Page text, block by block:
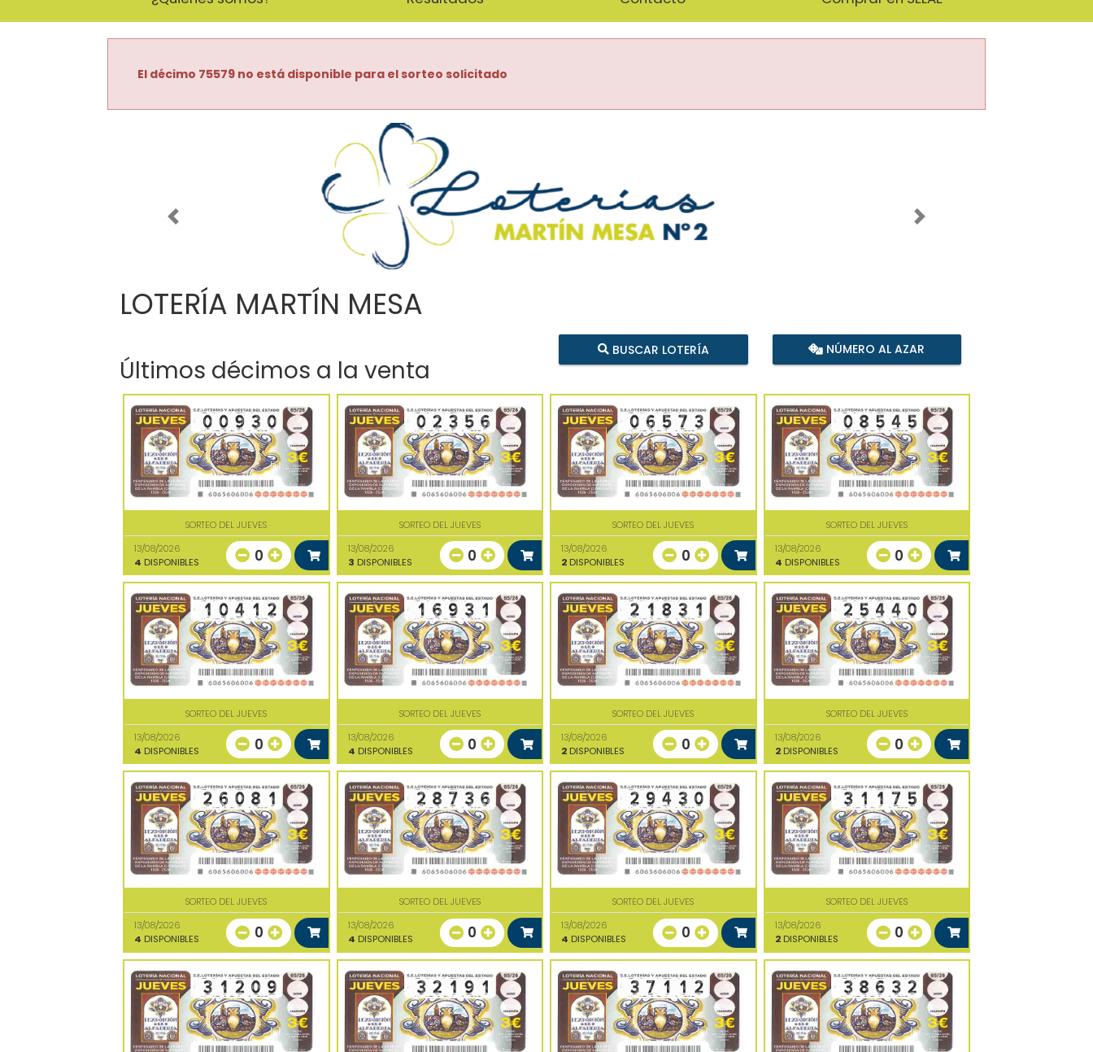
El décimo 75579 no está disponible para el sorteo solicitado
Imagen anterior Imagen siguiente
LOTERÍA MARTÍN MESA
Últimos décimos a la venta
BUSCAR LOTERÍA NÚMERO AL AZAR
SORTEO DEL JUEVES
13/08/2026
4 DISPONIBLES 0
SORTEO DEL JUEVES
13/08/2026
3 DISPONIBLES 0
SORTEO DEL JUEVES
13/08/2026
2 DISPONIBLES 0
SORTEO DEL JUEVES
13/08/2026
4 DISPONIBLES 0
SORTEO DEL JUEVES
13/08/2026
4 DISPONIBLES 0
SORTEO DEL JUEVES
13/08/2026
4 DISPONIBLES 0
SORTEO DEL JUEVES
13/08/2026
2 DISPONIBLES 0
SORTEO DEL JUEVES
13/08/2026
2DISPONIBLES 0
SORTEO DEL JUEVES
13/08/2026
4 DISPONIBLES 0
SORTEO DEL JUEVES
13/08/2026
4 DISPONIBLES 0
SORTEO DEL JUEVES
13/08/2026
4 DISPONIBLES 0
SORTEO DEL JUEVES
13/08/2026
2DISPONIBLES 0